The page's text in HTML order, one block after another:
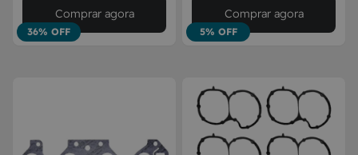
36% OFF
Comprar agora
5% OFF
Comprar agora